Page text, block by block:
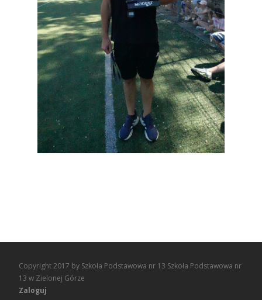
Copyright 2017 by Szkoła Podstawowa nr 13 Szkoła Podstawowa nr
13 w Zielonej Górze
Zaloguj